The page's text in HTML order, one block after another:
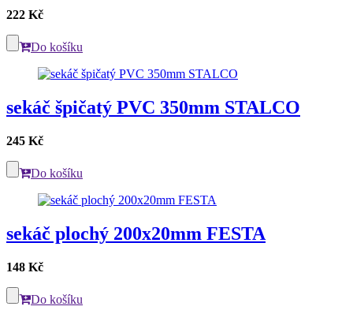
222 Kč
Do košíku
sekáč špičatý PVC 350mm STALCO
245 Kč
Do košíku
sekáč plochý 200x20mm FESTA
148 Kč
Do košíku